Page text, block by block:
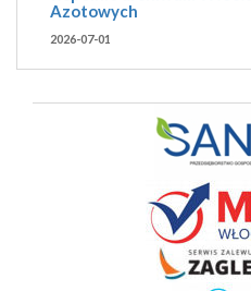
Azotowych
2026-07-01